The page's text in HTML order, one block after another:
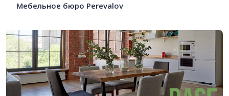
Мебельное бюро Perevalov